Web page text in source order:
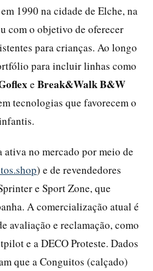
1990 na cidade de Elche, na
com o objetivo de oferecer
para crianças. Ao longo
para incluir linhas como
e Break&Walk B&W
tecnologias que favorecem o
ativa no mercado por meio de
) e de revendedores
e Sport Zone, que
A comercialização atual é
avaliação e reclamação, como
e a DECO Proteste. Dados
que a Conguitos (calçado)